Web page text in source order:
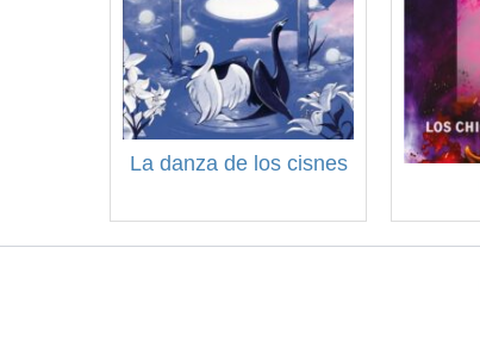
La danza de los cisnes